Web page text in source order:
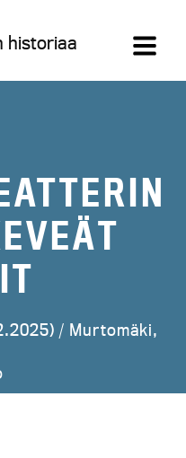
historiaa
/ Murtomäki,